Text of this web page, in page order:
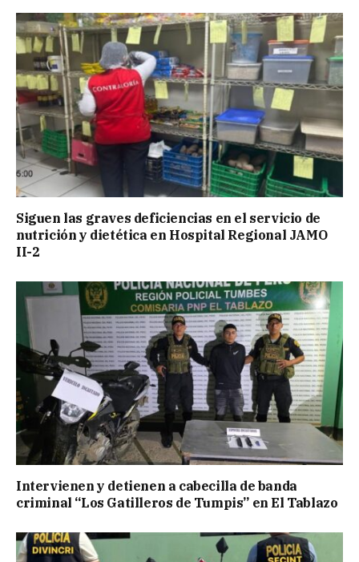
Siguen las graves deficiencias en el servicio de
nutrición y dietética en Hospital Regional JAMO
II-2
Intervienen y detienen a cabecilla de banda
criminal “Los Gatilleros de Tumpis” en El Tablazo